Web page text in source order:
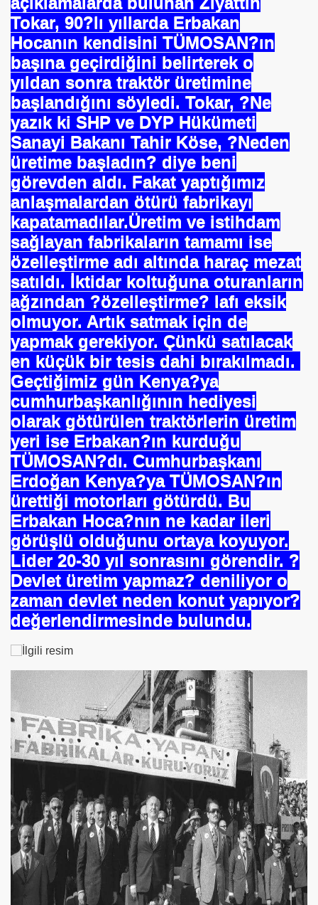
Tokar, 90?lı yıllarda Erbakan
Hocanın kendisini TÜMOSAN?ın
başına geçirdiğini belirterek o
yıldan sonra traktör üretimine
başlandığını söyledi. Tokar, ?Ne
yazık ki SHP ve DYP Hükümeti
Sanayi Bakanı Tahir Köse, ?Neden
üretime başladın? diye beni
görevden aldı. Fakat yaptığımız
anlaşmalardan ötürü fabrikayı
kapatamadılar.Üretim ve istihdam
sağlayan fabrikaların tamamı ise
özelleştirme adı altında haraç mezat
satıldı. İktidar koltuğuna oturanların
ağzından ?özelleştirme? lafı eksik
olmuyor. Artık satmak için de
yapmak gerekiyor. Çünkü satılacak
en küçük bir tesis dahi bırakılmadı.
Geçtiğimiz gün Kenya?ya
cumhurbaşkanlığının hediyesi
olarak götürülen traktörlerin üretim
yeri ise Erbakan?ın kurduğu
TÜMOSAN?dı. Cumhurbaşkanı
Erdoğan Kenya?ya TÜMOSAN?ın
ürettiği motorları götürdü. Bu
Erbakan Hoca?nın ne kadar ileri
görüşlü olduğunu ortaya koyuyor.
Lider 20-30 yıl sonrasını görendir. ?
Devlet üretim yapmaz? deniliyor o
zaman devlet neden konut yapıyor?
değerlendirmesinde bulundu.
İBNİ RÜŞD
VAKFI
?
ARINÇ
İle
DİNÇER